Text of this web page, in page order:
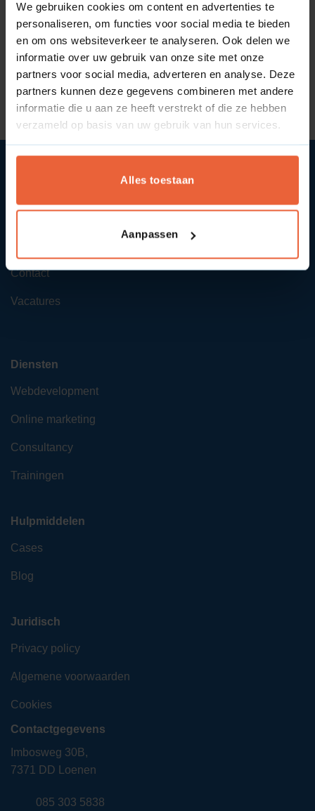
We gebruiken cookies om content en advertenties te
personaliseren, om functies voor social media te bieden
en om ons websiteverkeer te analyseren. Ook delen we
informatie over uw gebruik van onze site met onze
partners voor social media, adverteren en analyse. Deze
partners kunnen deze gegevens combineren met andere
informatie die u aan ze heeft verstrekt of die ze hebben
verzameld op basis van uw gebruik van hun services.
Alles toestaan
Aanpassen
Wat is Cross channel? Wat is Cross selling?
Contact
Vacatures
Diensten
Webdevelopment
Online marketing
Consultancy
Trainingen
Hulpmiddelen
Cases
Blog
Juridisch
Privacy policy
Algemene voorwaarden
Cookies
Contactgegevens
Imbosweg 30B,
7371 DD Loenen
085 303 5838